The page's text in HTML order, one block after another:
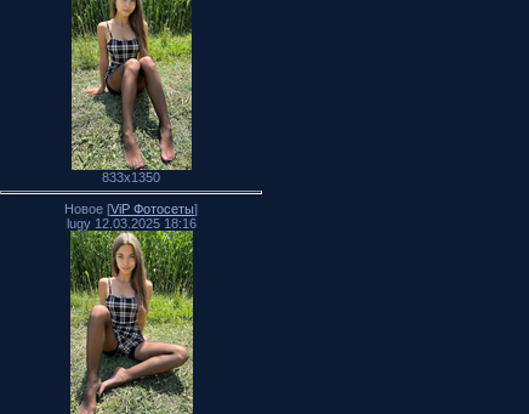
833x1350
Новое [ViP Фотосеты]
lugy 12.03.2025 18:16